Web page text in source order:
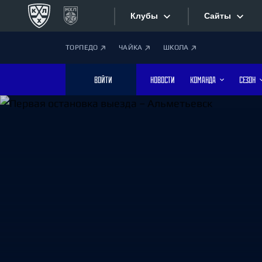
Клубы
Дивизион Боброва
Лада
Сайты
ТОРПЕДО ЧАЙКА ШКОЛА
ВОЙТИ НОВОСТИ КОМАНДА СЕЗОН